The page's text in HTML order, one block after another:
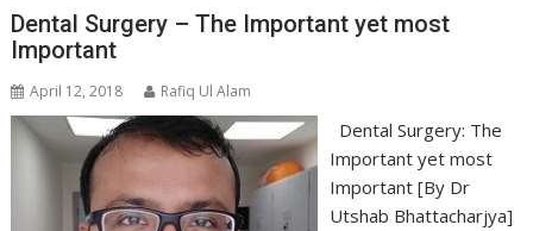
Dental Surgery – The Important yet most
Important
April 12, 2018 Rafiq Ul Alam
Dental Surgery: The
Important yet most
Important [By Dr
Utshab Bhattacharjya]